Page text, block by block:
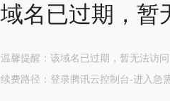
域名已过期，暂
温馨提醒：该域名已过期，暂无法访
续费路径：登录腾讯云控制台-进入急